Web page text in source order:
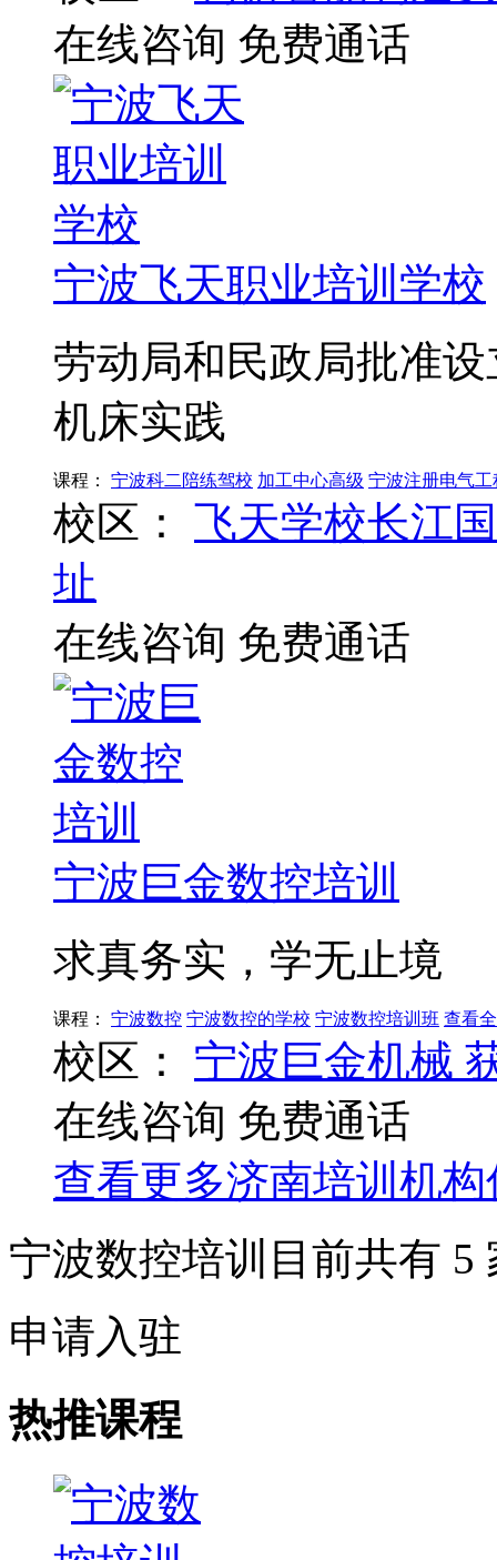
在线咨询 免费通话
宁波飞天职业培训学校
劳动局和民政局批准
机床实践
课程： 宁波科二陪练驾校 加工中心高级 宁波注册电气工
校区：
飞天学校长江
址
在线咨询 免费通话
宁波巨金数控培训
求真务实，学无止境
课程： 宁波数控 宁波数控的学校 宁波数控培训班 查看
校区： 宁波巨金机械
在线咨询 免费通话
查看更多济南培训机构
宁波数控培训目前共有 5
申请入驻
热推课程